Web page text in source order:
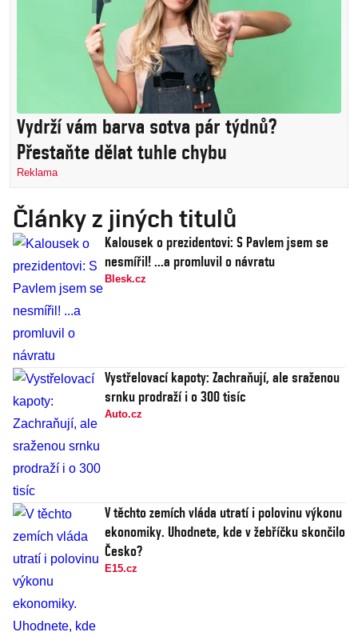
Vydrží vám barva sotva pár týdnů?
Přestaňte dělat tuhle chybu
Reklama
Články z jiných titulů
Kalousek o prezidentovi: S Pavlem jsem se
nesmířil! ...a promluvil o návratu
Blesk.cz
Vystřelovací kapoty: Zachraňují, ale sraženou
srnku prodraží i o 300 tisíc
Auto.cz
V těchto zemích vláda utratí i polovinu výkonu
ekonomiky. Uhodnete, kde v žebříčku skončilo
Česko?
E15.cz